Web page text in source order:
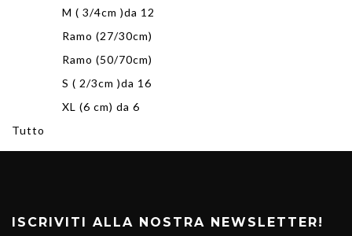
M ( 3/4cm )da 12
Ramo (27/30cm)
Ramo (50/70cm)
S ( 2/3cm )da 16
XL (6 cm) da 6
Tutto
ISCRIVITI ALLA NOSTRA NEWSLETTER!